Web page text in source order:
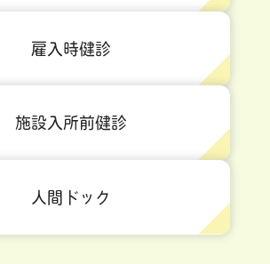
雇入時健診
施設入所前健診
人間ドック